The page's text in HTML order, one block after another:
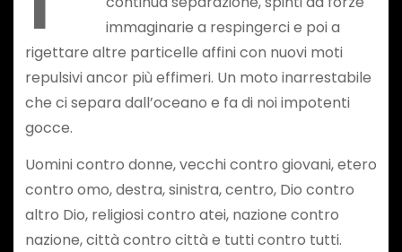
immaginarie a respingerci e poi a
rigettare altre particelle affini con nuovi moti
repulsivi ancor più effimeri. Un moto inarrestabile
che ci separa dall’oceano e fa di noi impotenti
gocce.
Uomini contro donne, vecchi contro giovani, etero
contro omo, destra, sinistra, centro, Dio contro
altro Dio, religiosi contro atei, nazione contro
nazione, città contro città e tutti contro tutti.